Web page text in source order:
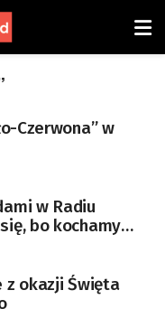
Czerwona” w
w Radiu
bo kochamy
z okazji Święta